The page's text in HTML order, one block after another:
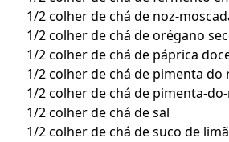
1/2 colher de chá de noz-
1/2 colher de chá de orégano
1/2 colher de chá de páprica
1/2 colher de chá de pimenta do
1/2 colher de chá de pimenta-
1/2 colher de chá de sal
1/2 colher de chá de suco de